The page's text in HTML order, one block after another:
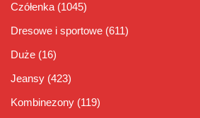
Czółenka (1045)
Dresowe i sportowe (611)
Duże (16)
Jeansy (423)
Kombinezony (119)